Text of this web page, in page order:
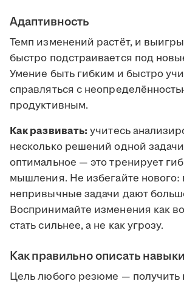
Адаптивность
Темп изменений растёт, и
быстро подстраивается под
Умение быть гибким и быстро
справляться с
продуктивным.
Как развивать:учитесь
несколько решений одной
оптимальное — это тренирует
мышления. Не избегайте нового:
непривычные задачи дают
Воспринимайте изменения как
стать сильнее, а не как угрозу.
Как правильно описать
Цель любого резюме — получить